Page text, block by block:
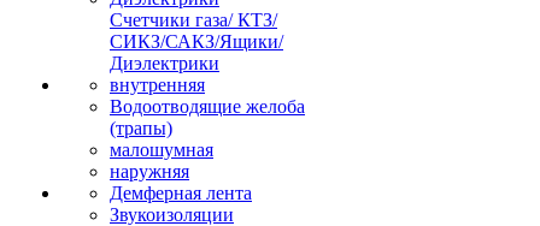
Счетчики газа/ КТЗ/
СИКЗ/САКЗ/Ящики/
Диэлектрики
внутренняя
Водоотводящие желоба
(трапы)
малошумная
наружняя
Демферная лента
Звукоизоляции